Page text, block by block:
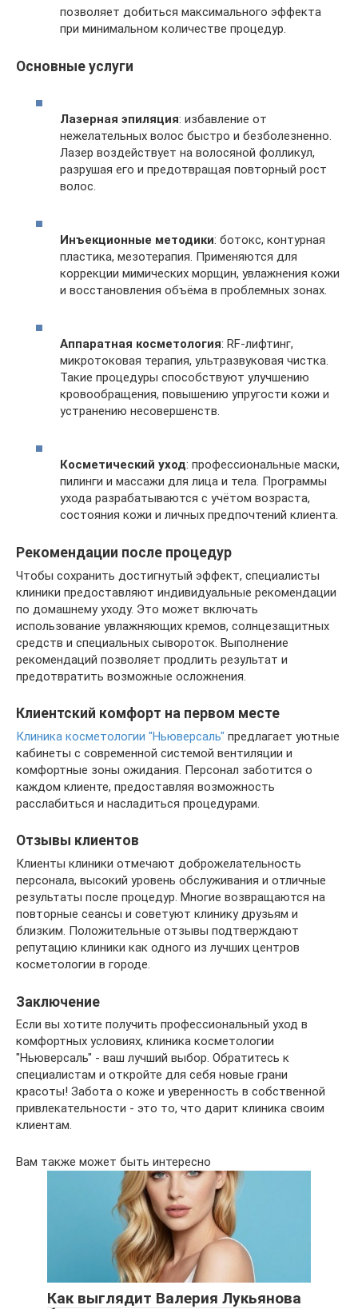
позволяет добиться максимального эффекта
при минимальном количестве процедур.
Основные услуги
Лазерная эпиляция: избавление от
нежелательных волос быстро и безболезненно.
Лазер воздействует на волосяной фолликул,
разрушая его и предотвращая повторный рост
волос.
Инъекционные методики: ботокс, контурная
пластика, мезотерапия. Применяются для
коррекции мимических морщин, увлажнения кожи
и восстановления объёма в проблемных зонах.
Аппаратная косметология: RF-лифтинг,
микротоковая терапия, ультразвуковая чистка.
Такие процедуры способствуют улучшению
кровообращения, повышению упругости кожи и
устранению несовершенств.
Косметический уход: профессиональные маски,
пилинги и массажи для лица и тела. Программы
ухода разрабатываются с учётом возраста,
состояния кожи и личных предпочтений клиента.
Рекомендации после процедур
Чтобы сохранить достигнутый эффект, специалисты
клиники предоставляют индивидуальные рекомендации
по домашнему уходу. Это может включать
использование увлажняющих кремов, солнцезащитных
средств и специальных сывороток. Выполнение
рекомендаций позволяет продлить результат и
предотвратить возможные осложнения.
Клиентский комфорт на первом месте
Клиника косметологии "Ньюверсаль" предлагает уютные
кабинеты с современной системой вентиляции и
комфортные зоны ожидания. Персонал заботится о
каждом клиенте, предоставляя возможность
расслабиться и насладиться процедурами.
Отзывы клиентов
Клиенты клиники отмечают доброжелательность
персонала, высокий уровень обслуживания и отличные
результаты после процедур. Многие возвращаются на
повторные сеансы и советуют клинику друзьям и
близким. Положительные отзывы подтверждают
репутацию клиники как одного из лучших центров
косметологии в городе.
Заключение
Если вы хотите получить профессиональный уход в
комфортных условиях, клиника косметологии
"Ньюверсаль" - ваш лучший выбор. Обратитесь к
специалистам и откройте для себя новые грани
красоты! Забота о коже и уверенность в собственной
привлекательности - это то, что дарит клиника своим
клиентам.
Вам также может быть интересно
Как выглядит Валерия Лукьянова